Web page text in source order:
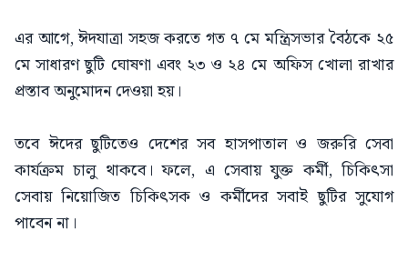
এর আগে, ঈদযাত্রা সহজ করতে গত ৭ মে মন্ত্রিসভার বৈঠকে ২৫
মে সাধারণ ছুটি ঘোষণা এবং ২৩ ও ২৪ মে অফিস খোলা রাখার
প্রস্তাব অনুমোদন দেওয়া হয়।
তবে ঈদের ছুটিতেও দেশের সব হাসপাতাল ও জরুরি সেবা
কার্যক্রম চালু থাকবে। ফলে, এ সেবায় যুক্ত কর্মী, চিকিৎসা
সেবায় নিয়োজিত চিকিৎসক ও কর্মীদের সবাই ছুটির সুযোগ
পাবেন না।